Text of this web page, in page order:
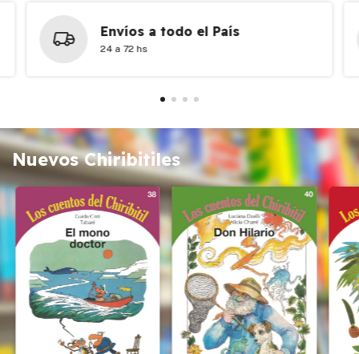
Envíos a todo el País
24 a 72 hs
Nuevos Chiribitiles